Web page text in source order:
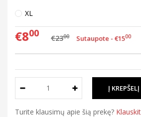
XL
€800 €2300 Sutaupote - €1500
Turite klausimų apie šią prekę?